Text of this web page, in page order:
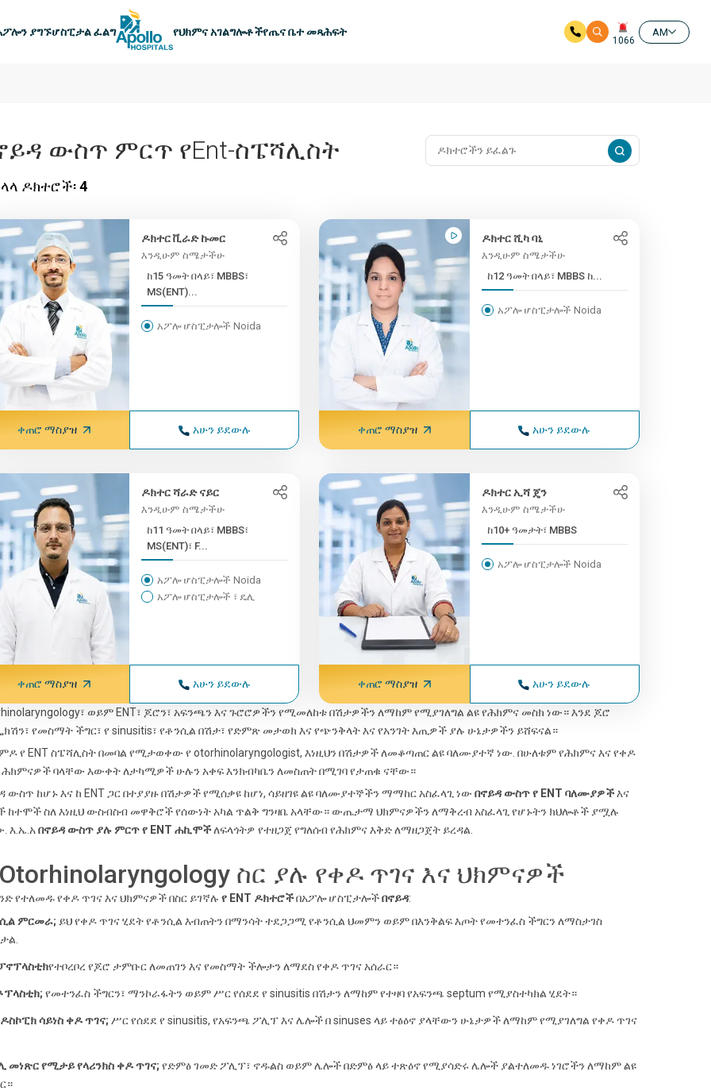
ያግኙሆስፒታል ፈልግ የህክምና አገልግሎቶችየጤና ቤተ መጻሕፍት
1066
AM
ውስጥ ምርጥ የEnt-ስፔሻሊስት
ዶክተሮች፡4
ዶክተር ቪራድ ኩመር
እንዲሁም ስሜታችሁ
ከ15 ዓመት በላይ፣ MBBS፣
MS(ENT)...
አፖሎ ሆስፒታሎች Noida
ቀጠሮ ማስያዝ አሁን ይደውሉ
ዶክተር ሺካ ባኒ
እንዲሁም ስሜታችሁ
ከ12 ዓመት በላይ፣ MBBS ከ...
አፖሎ ሆስፒታሎች Noida
ቀጠሮ ማስያዝ አሁን ይደውሉ
ዶክተር ሻራድ ናይር
እንዲሁም ስሜታችሁ
ከ11 ዓመት በላይ፣ MBBS፣
MS(ENT)፣ F...
አፖሎ ሆስፒታሎች Noida
አፖሎ ሆስፒታሎች ፣ ዴሊ
ቀጠሮ ማስያዝ አሁን ይደውሉ
ዶክተር ኢሻ ጄን
እንዲሁም ስሜታችሁ
ከ10+ ዓመታት፣ MBBS
አፖሎ ሆስፒታሎች Noida
ቀጠሮ ማስያዝ አሁን ይደውሉ
ወይም ENT፣ ጆሮን፣ አፍንጫን እና ጉሮሮዎችን የሚመለከቱ በሽታዎችን ለማከም የሚያገለግል ልዩ የሕክምና መስክ ነው። እንደ ጆሮ
የመስማት ችግር፣ የ sinusitis፣ የቶንሲል በሽታ፣ የድምጽ መታወክ እና የጭንቅላት እና የአንገት እጢዎች ያሉ ሁኔታዎችን ይሸፍናል።
የ ENT ስፔሻሊስት በመባል የሚታወቀው የ otorhinolaryngologist, እነዚህን በሽታዎች ለመቆጣጠር ልዩ ባለሙያተኛ ነው. በሁለቱም የሕክምና እና የቀዶ
ሕክምናዎች ባላቸው እውቀት ለታካሚዎች ሁሉን አቀፍ እንክብካቤን ለመስጠት በሚገባ የታጠቁ ናቸው።
ውስጥ ከሆኑ እና ከ ENT ጋር በተያያዙ በሽታዎች የሚሰቃዩ ከሆነ, ሳይዘገዩ ልዩ ባለሙያተኞችን ማማከር አስፈላጊ ነው በኖይዳ ውስጥ የ ENT ባለሙያዎችእና
ከተሞች ስለ እነዚህ ውስብስብ መዋቅሮች የሰውነት አካል ጥልቅ ግንዛቤ አላቸው። ውጤታማ ህክምናዎችን ለማቅረብ አስፈላጊ የሆኑትን ክህሎቶች ያሟሉ
እ.ኤ.አበኖይዳ ውስጥ ያሉ ምርጥ የ ENT ሐኪሞችለፍላጎትዎ የተዘጋጀ የግለሰብ የሕክምና እቅድ ለማዘጋጀት ይረዳል.
ስር ያሉ የቀዶ ጥገና እና ህክምናዎች
የተለመዱ የቀዶ ጥገና እና ህክምናዎች በስር ይገኛሉ የ ENT ዶክተሮችበአፖሎ ሆስፒታሎችበኖይዳ:
ምርመራ; ይህ የቀዶ ጥገና ሂደት የቶንሲል እብጠትን በማንሳት ተደጋጋሚ የቶንሲል ህመምን ወይም በእንቅልፍ እጦት የመተንፈስ ችግርን ለማስታገስ
የተቦረቦረ የጆሮ ታምቡር ለመጠገን እና የመስማት ችሎታን ለማደስ የቀዶ ጥገና አሰራር።
የመተንፈስ ችግርን፣ ማንኮራፋትን ወይም ሥር የሰደደ የ sinusitis በሽታን ለማከም የተዛባ የአፍንጫ septum የሚያስተካክል ሂደት።
ሳይነስ ቀዶ ጥገና; ሥር የሰደደ የ sinusitis, የአፍንጫ ፖሊፕ እና ሌሎች በ sinuses ላይ ተፅዕኖ ያላቸውን ሁኔታዎች ለማከም የሚያገለግል የቀዶ ጥገና
መነጽር የሚታይ የላሪንክስ ቀዶ ጥገና; የድምፅ ገመድ ፖሊፕ፣ ኖዱልስ ወይም ሌሎች በድምፅ ላይ ተጽዕኖ የሚያሳድሩ ሌሎች ያልተለመዱ ነገሮችን ለማከም ልዩ